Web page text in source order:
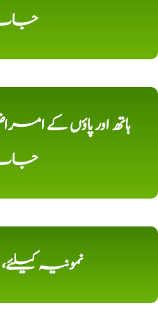
ہاتھ اور پاؤں کے
نمونیہ